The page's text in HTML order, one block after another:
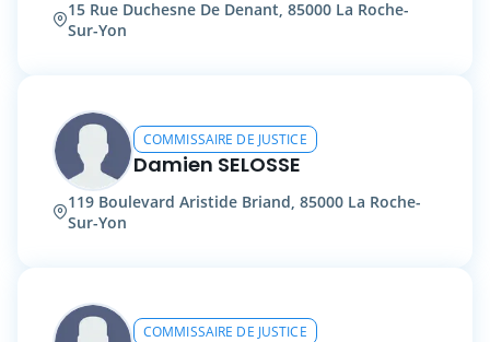
15 Rue Duchesne De Denant, 85000 La Roche-
Sur-Yon
COMMISSAIRE DE JUSTICE
Damien SELOSSE
119 Boulevard Aristide Briand, 85000 La Roche-
Sur-Yon
COMMISSAIRE DE JUSTICE